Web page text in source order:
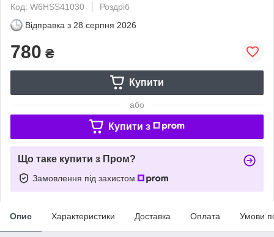
Код: W6HSS41030
Роздріб
Відправка з 28 серпня 2026
780 ₴
Купити
або
Купити з
Що таке купити з Пром?
Замовлення під захистом
Опис Характеристики Доставка Оплата Умови